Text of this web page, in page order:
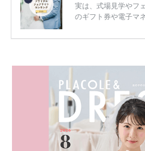
実は、式場見学やフ
のギフト券や電子マ
ため、比較せずに
内容：特典金額・条
一番お得？」「プラ
解決します。 まず
ング診断」